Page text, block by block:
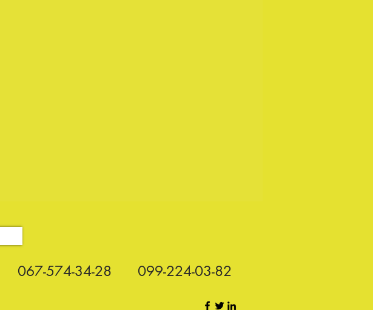
067-574-34-28 099-224-03-82